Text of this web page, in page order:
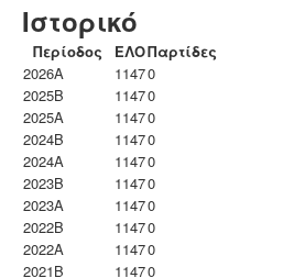
Ιστορικό
Περίοδος ΕΛΟΠαρτίδες
2026A
11470
2025B
11470
2025A
11470
2024B
11470
2024A
11470
2023B
11470
2023Α
11470
2022B
11470
2022A
11470
2021B
11470